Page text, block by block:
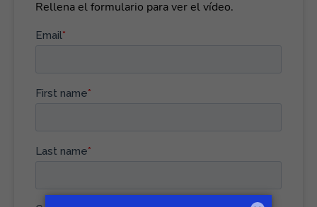
Rellena el formulario para ver el vídeo.